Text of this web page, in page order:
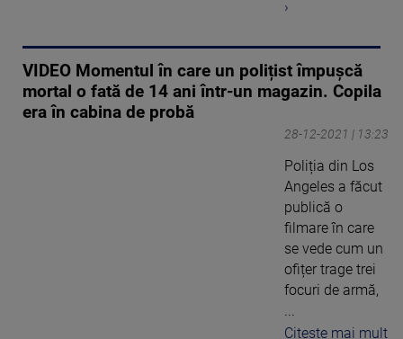
›
VIDEO Momentul în care un polițist împușcă
mortal o fată de 14 ani într-un magazin. Copila
era în cabina de probă
28-12-2021 | 13:23
Poliția din Los
Angeles a făcut
publică o
filmare în care
se vede cum un
ofițer trage trei
focuri de armă,
...
Citeste mai mult